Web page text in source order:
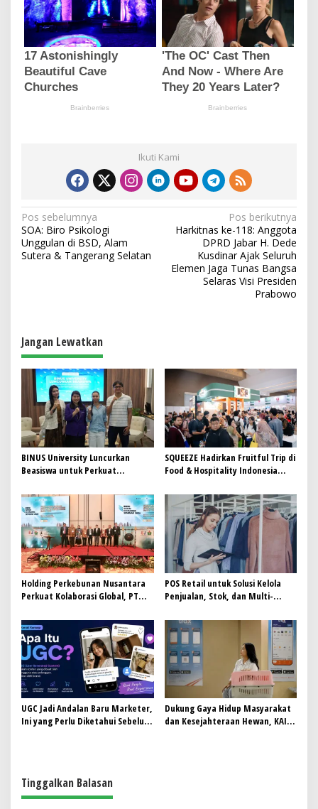
Ikuti Kami
N
a
v
s
i
o
s
Pos sebelumnya
SOA: Biro Psikologi
Unggulan di BSD, Alam
Sutera & Tangerang Selatan
Pos berikutnya
Harkitnas ke-118: Anggota
DPRD Jabar H. Dede
Kusdinar Ajak Seluruh
Elemen Jaga Tunas Bangsa
Selaras Visi Presiden
Prabowo
Jangan Lewatkan
BINUS University Luncurkan
Beasiswa untuk Perkuat
Bedampak bagi Indonesia
SQUEEZE Hadirkan Fruitful Trip di
Food & Hospitality Indonesia
yang Menghubungkan Inovasi,
Pengalaman, dan Pertumbuhan
Bersama
Holding Perkebunan Nusantara
Perkuat Kolaborasi Global, PT
Seminar 2026
POS Retail untuk Solusi Kelola
Penjualan, Stok, dan Multi-
UGC Jadi Andalan Baru Marketer,
Ini yang Perlu Diketahui Sebelum
Dukung Gaya Hidup Masyarakat
dan Kesejahteraan Hewan, KAI
Tinggalkan Balasan